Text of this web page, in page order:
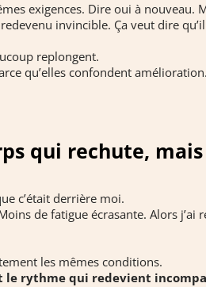
exigences. Dire oui à nouveau.
invincible. Ça veut dire
replongent.
qu’elles confondent
qui rechute,
c’était derrière moi.
de fatigue écrasante. Alors
les mêmes conditions.
le rythme qui redevient